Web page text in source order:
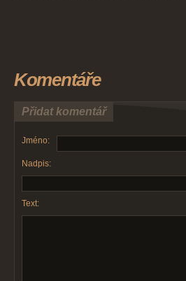
Komentáře
Přidat komentář
Jméno:
Nadpis:
Text: